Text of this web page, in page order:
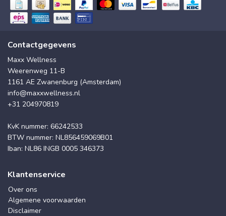
Contactgegevens
Maxx Wellness
Weerenweg 11-B
1161 AE Zwanenburg (Amsterdam)
info@maxxwellness.nl
+31 204970819
KvK nummer: 66242533
BTW nummer: NL856459069B01
Iban: NL86 INGB 0005 346373
Klantenservice
Over ons
Algemene voorwaarden
Disclaimer